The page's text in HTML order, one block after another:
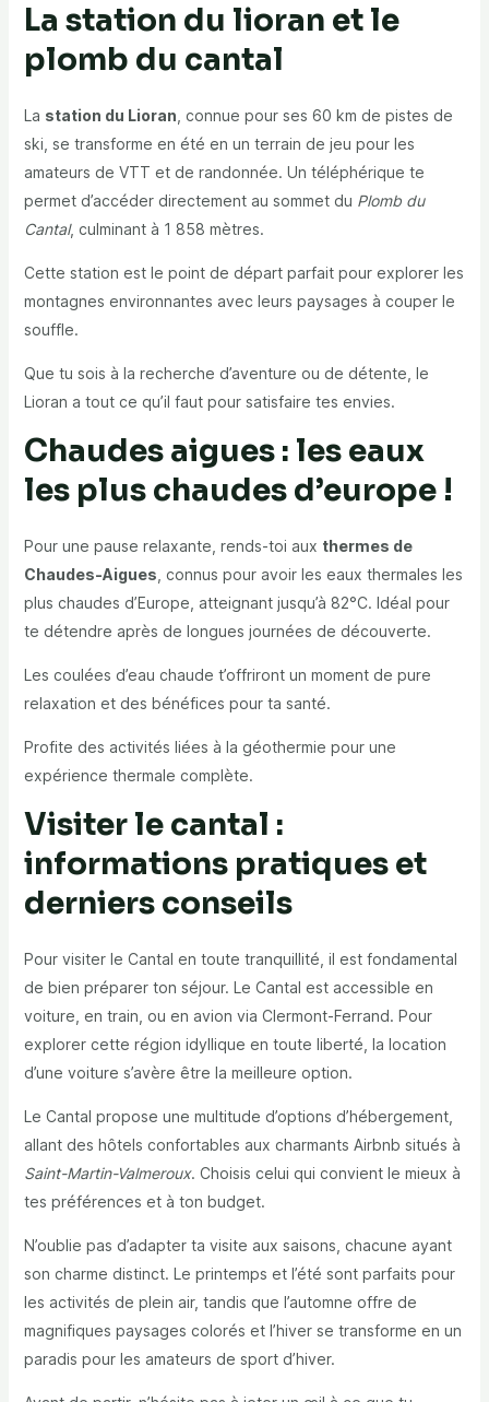
La station du lioran et le
plomb du cantal
La station du Lioran , connue pour ses 60 km de pistes de
ski, se transforme en été en un terrain de jeu pour les
amateurs de VTT et de randonnée. Un téléphérique te
permet d’accéder directement au sommet du Plomb du
Cantal, culminant à 1 858 mètres.
Cette station est le point de départ parfait pour explorer les
montagnes environnantes avec leurs paysages à couper le
souffle.
Que tu sois à la recherche d’aventure ou de détente, le
Lioran a tout ce qu’il faut pour satisfaire tes envies.
Chaudes aigues : les eaux
les plus chaudes d’europe !
Pour une pause relaxante, rends-toi aux thermes de
Chaudes-Aigues , connus pour avoir les eaux thermales les
plus chaudes d’Europe, atteignant jusqu’à 82°C. Idéal pour
te détendre après de longues journées de découverte.
Les coulées d’eau chaude t’offriront un moment de pure
relaxation et des bénéfices pour ta santé.
Profite des activités liées à la géothermie pour une
expérience thermale complète.
Visiter le cantal :
informations pratiques et
derniers conseils
Pour visiter le Cantal en toute tranquillité, il est fondamental
de bien préparer ton séjour. Le Cantal est accessible en
voiture, en train, ou en avion via Clermont-Ferrand. Pour
explorer cette région idyllique en toute liberté, la location
d’une voiture s’avère être la meilleure option.
Le Cantal propose une multitude d’options d’hébergement,
allant des hôtels confortables aux charmants Airbnb situés à
Saint-Martin-Valmeroux. Choisis celui qui convient le mieux à
tes préférences et à ton budget.
N’oublie pas d’adapter ta visite aux saisons, chacune ayant
son charme distinct. Le printemps et l’été sont parfaits pour
les activités de plein air, tandis que l’automne offre de
magnifiques paysages colorés et l’hiver se transforme en un
paradis pour les amateurs de sport d’hiver.